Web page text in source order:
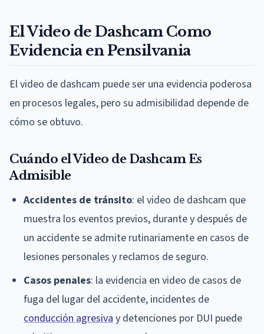
El Video de Dashcam Como
Evidencia en Pensilvania
El video de dashcam puede ser una evidencia poderosa
en procesos legales, pero su admisibilidad depende de
cómo se obtuvo.
Cuándo el Video de Dashcam Es
Admisible
Accidentes de tránsito: el video de dashcam que
muestra los eventos previos, durante y después de
un accidente se admite rutinariamente en casos de
lesiones personales y reclamos de seguro.
Casos penales: la evidencia en video de casos de
fuga del lugar del accidente, incidentes de
conducción agresivay detenciones por DUI puede